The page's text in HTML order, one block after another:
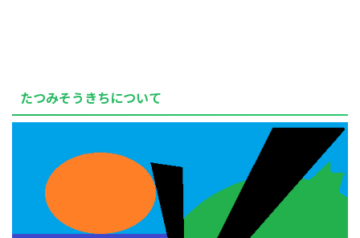
たつみそうきちについて